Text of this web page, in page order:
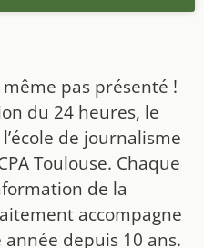
même pas présenté !
du 24 heures, le
de journalisme
Toulouse. Chaque
de la
accompagne
depuis 10 ans.